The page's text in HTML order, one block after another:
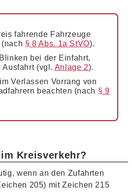
fahrende Fahrzeuge
§ 8 Abs. 1a StVO).
bei der Einfahrt,
Ausfahrt (vgl. Anlage 2).
Verlassen Vorrang von
beachten (nach § 9
Kreisverkehr?
wenn an den Zufahrten
205) mit Zeichen 215